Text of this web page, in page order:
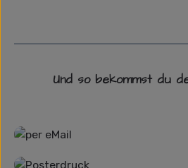
Und so bekommst du